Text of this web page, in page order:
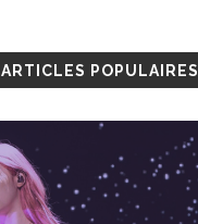
ARTICLES POPULAIRES